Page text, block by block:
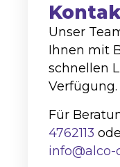
Unser
Ihnen mit
schnellen
Verfügung.
Für
4762113
info@alco-